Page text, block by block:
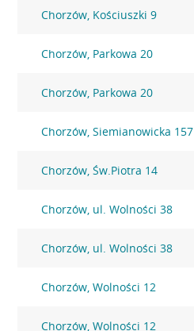
Chorzów, Kościuszki 9
Chorzów, Parkowa 20
Chorzów, Parkowa 20
Chorzów, Siemianowicka 157
Chorzów, Św.Piotra 14
Chorzów, ul. Wolności 38
Chorzów, ul. Wolności 38
Chorzów, Wolności 12
Chorzów, Wolności 12